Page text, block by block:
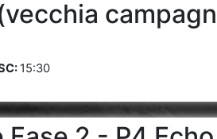
15:30